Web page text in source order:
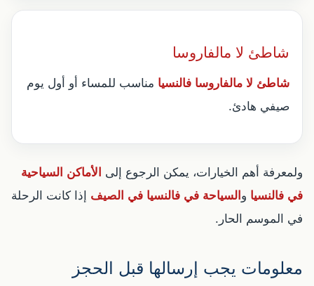
شاطئ لا مالفاروسا
شاطئ لا مالفاروسا فالنسيا مناسب للمساء أو أول يوم
صيفي هادئ.
ولمعرفة أهم الخيارات، يمكن الرجوع إلى
الأماكن السياحية
في فالنسيا و السياحة في فالنسيا في الصيف إذا كانت الرحلة
في الموسم الحار.
معلومات يجب إرسالها قبل الحجز